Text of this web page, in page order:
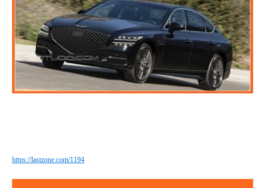
https://lastzone.com/1194